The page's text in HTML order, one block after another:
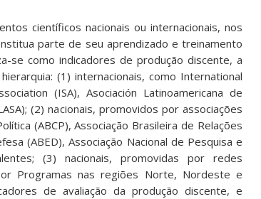
científicos nacionais ou internacionais, nos
parte de seu aprendizado e treinamento
se como indicadores de produção discente, a
(1) internacionais, como International
(ISA), Asociación Latinoamericana de
(2) nacionais, promovidos por associações
(ABCP), Associação Brasileira de Relações
(ABED), Associação Nacional de Pesquisa e
(3) nacionais, promovidas por redes
Programas nas regiões Norte, Nordeste e
de avaliação da produção discente, e